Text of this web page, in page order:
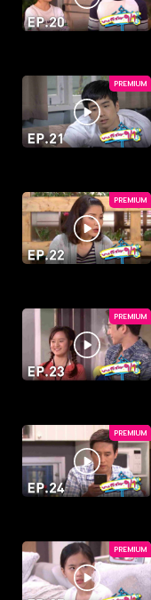
PREMIUM
PREMIUM
PREMIUM
PREMIUM
PREMIUM